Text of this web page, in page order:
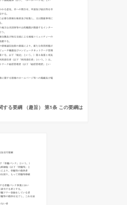
する要綱 （趣旨） 第1条 この要綱は